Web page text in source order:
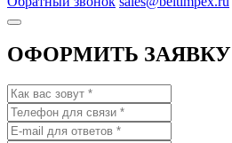
ОФОРМИТЬ ЗАЯВКУ